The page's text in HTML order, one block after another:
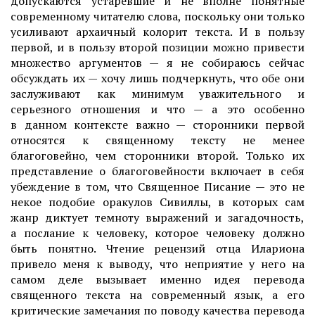
современному читателю слова, поскольку они только
усиливают архаичный колорит текста. И в пользу
первой, и в пользу второй позиции можно привести
множество аргументов — я не собираюсь сейчас
обсуждать их — хочу лишь подчеркнуть, что обе они
заслуживают как минимум уважительного и
серьезного отношения и что — а это особенно
в данном контексте важно — сторонники первой
относятся к священному тексту не менее
благоговейно, чем сторонники второй. Только их
представление о благоговейности включает в себя
убеждение в том, что Священное Писание — это не
некое подобие оракулов Сивиллы, в которых сам
жанр диктует темноту выражений и загадочность,
а послание к человеку, которое человеку должно
быть понятно. Чтение рецензий отца Илариона
привело меня к выводу, что неприятие у него на
самом деле вызывает именно идея перевода
священного текста на современный язык, а его
критические замечания по поводу качества перевода